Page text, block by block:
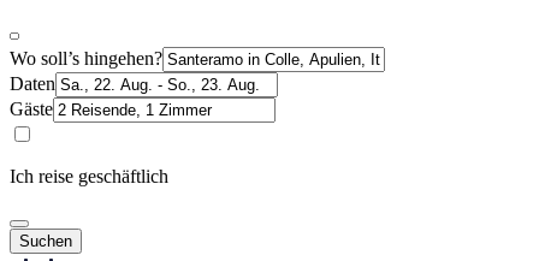
Wo soll’s hingehen?
Daten
Gäste
Ich reise geschäftlich
Suchen